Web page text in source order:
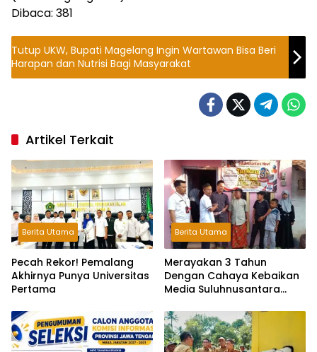
Dibaca: 381
Tutup UKW, Bupati Magelang Ingin Wartawan Bisa Beri
Harapan dan Nutrisi Bagi Masyarakat
Artikel Terkait
Berita Utama
Pecah Rekor! Pemalang
Akhirnya Punya Universitas
Pertama
Berita Utama
Merayakan 3 Tahun
Dengan Cahaya Kebaikan
Media Suluhnusantara
Santunan Anak Yatim